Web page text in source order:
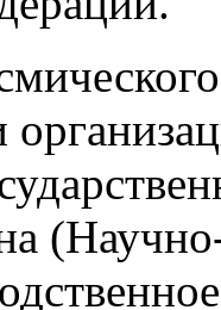
(Научно-